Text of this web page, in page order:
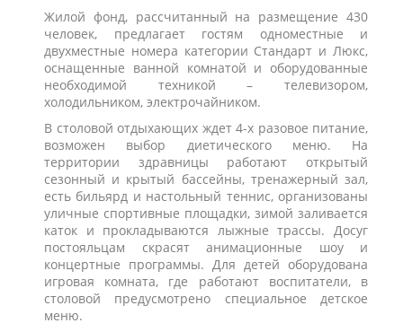
Жилой фонд, рассчитанный на размещение 430
человек, предлагает гостям одноместные и
двухместные номера категории Стандарт и Люкс,
оснащенные ванной комнатой и оборудованные
необходимой техникой – телевизором,
холодильником, электрочайником.
В столовой отдыхающих ждет 4-х разовое питание,
возможен выбор диетического меню. На
территории здравницы работают открытый
сезонный и крытый бассейны, тренажерный зал,
есть бильярд и настольный теннис, организованы
уличные спортивные площадки, зимой заливается
каток и прокладываются лыжные трассы. Досуг
постояльцам скрасят анимационные шоу и
концертные программы. Для детей оборудована
игровая комната, где работают воспитатели, в
столовой предусмотрено специальное детское
меню.